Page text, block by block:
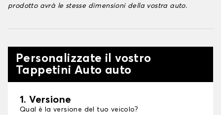
prodotto avrà le stesse dimensioni della vostra auto.
Personalizzate il vostro
Tappetini Auto auto
1. Versione
Qual è la versione del tuo veicolo?